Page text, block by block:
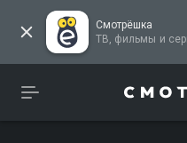
Смотрёшка
ТВ,